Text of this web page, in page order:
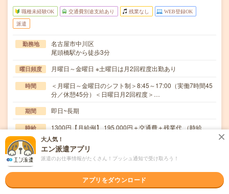
職種未経験OK 交通費別途支給あり 残業なし WEB登録OK
派遣
勤務地
名古屋市中川区
尾頭橋駅から徒歩3分
曜日頻度 月曜日～金曜日 ※土曜日は月2回程度出勤あり
時間
＜月曜日～金曜日のシフト制＞8:45～17:00（実働7時間45
分／休憩45分）＜日曜日月2回程度＞…
期間 即日~長期
時給
1300円【月給例】 195,000円＋交通費＋残業代 （時給
1,300円×実働7.5時間×月20日勤務の場合） ⇒昇給制度あ
り ★交通費全額支給 ★残業代別途支給
交通費
交通費全額支給
仕事内容
藤田医科大学ばんたね病院・臨床研修センターでの事務サ
大人気！
エン派遣アプリ
派遣のお仕事情報がたくさん！プッシュ通知で受け取ろう！
アプリをダウンロード